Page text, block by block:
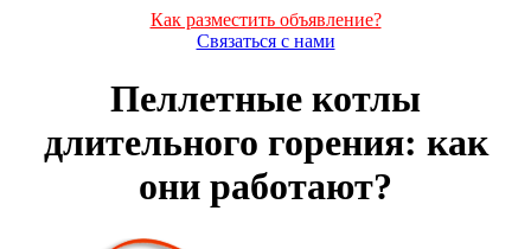
Как разместить объявление?
Связаться с нами
Пеллетные котлы
длительного горения: как
они работают?